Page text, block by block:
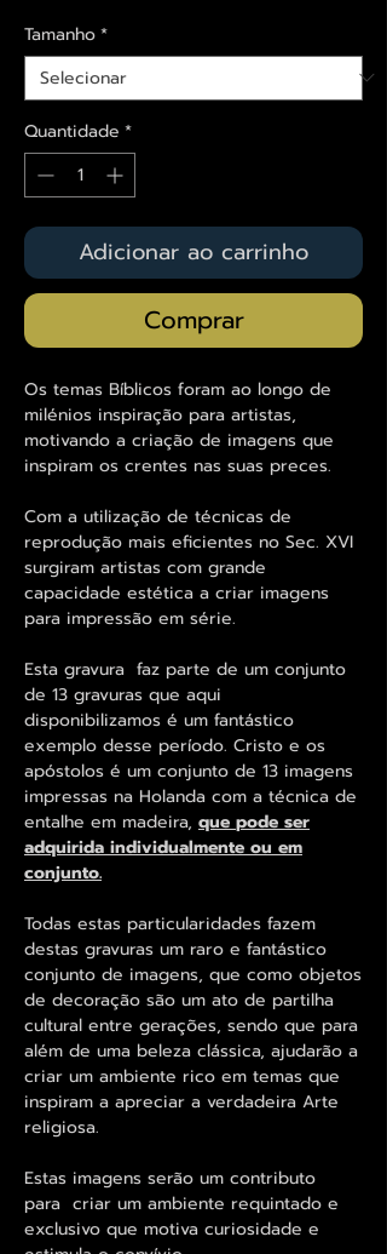
Tamanho*
Quantidade *
Adicionar ao carrinho
Comprar
Os temas Bíblicos foram ao longo de
milénios inspiração para artistas,
motivando a criação de imagens que
inspiram os crentes nas suas preces.
Com a utilização de técnicas de
reprodução mais eficientes no Sec. XVI
surgiram artistas com grande
capacidade estética a criar imagens
para impressão em série.
Esta gravura faz parte de um conjunto
de 13 gravuras que aqui
disponibilizamos é um fantástico
exemplo desse período. Cristo e os
apóstolos é um conjunto de 13 imagens
impressas na Holanda com a técnica de
entalhe em madeira, que pode ser
adquirida individualmente ou em
conjunto.
Todas estas particularidades fazem
destas gravuras um raro e fantástico
conjunto de imagens, que como objetos
de decoração são um ato de partilha
cultural entre gerações, sendo que para
além de uma beleza clássica, ajudarão a
criar um ambiente rico em temas que
inspiram a apreciar a verdadeira Arte
religiosa.
Estas imagens serão um contributo
para criar um ambiente requintado e
exclusivo que motiva curiosidade e